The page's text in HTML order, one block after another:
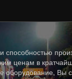
ценам в
Вы